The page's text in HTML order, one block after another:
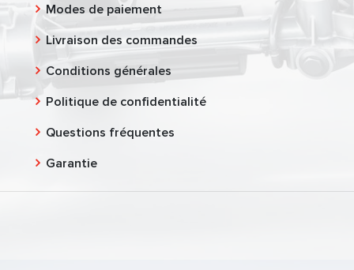
Modes de paiement
Livraison des commandes
Conditions générales
Politique de confidentialité
Questions fréquentes
Garantie